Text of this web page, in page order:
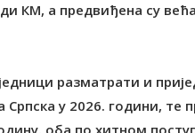
КМ, а предвиђена су
разматрати и
Српска у 2026. години,